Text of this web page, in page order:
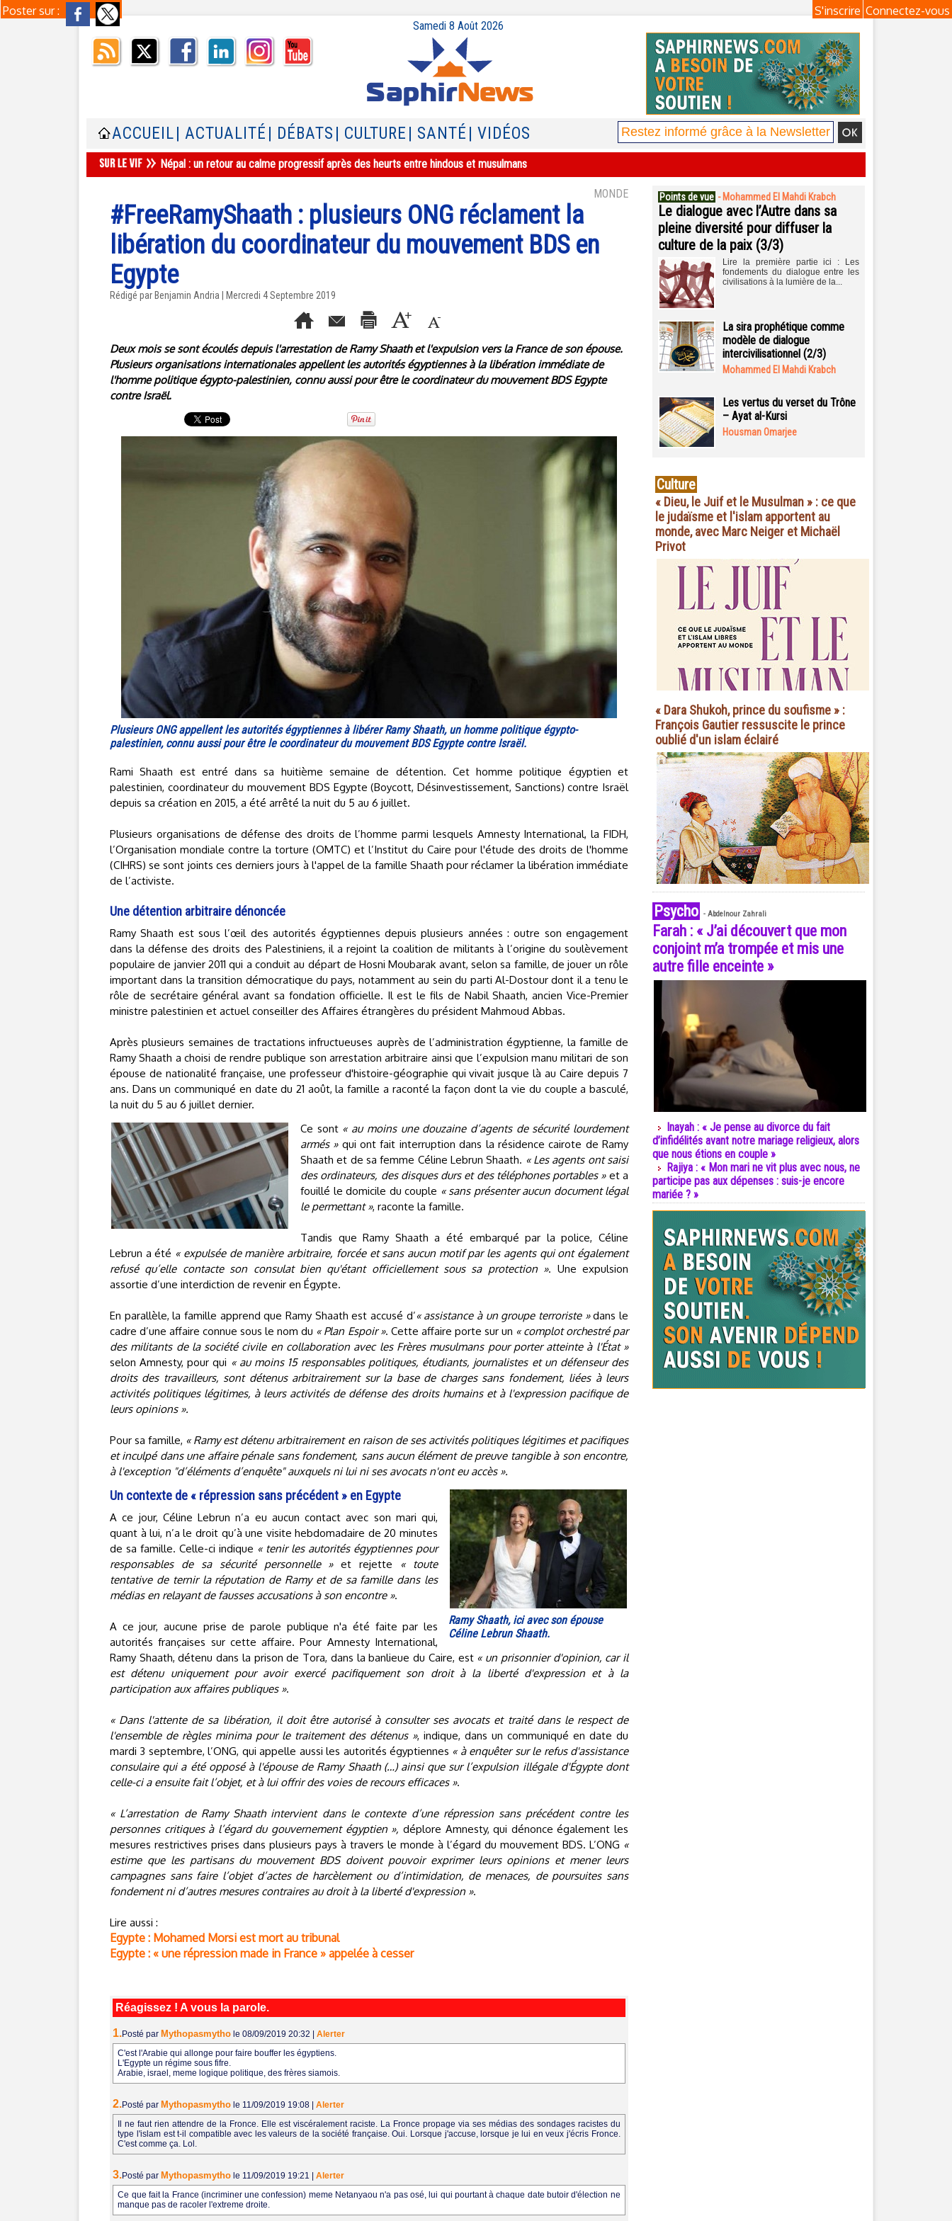
Poster sur : Connectez-vous
S'inscrire
Samedi 8 Août 2026
ACCUEIL | ACTUALITÉ | DÉBATS | CULTURE | SANTÉ | VIDÉOS
Népal : un retour au calme progressif après des heurts entre hindous et musulmans
MONDE
#FreeRamyShaath : plusieurs ONG réclament la
libération du coordinateur du mouvement BDS en
Egypte
Rédigé par Benjamin Andria | Mercredi 4 Septembre 2019
Deux mois se sont écoulés depuis l'arrestation de Ramy Shaath et l'expulsion vers la France de son épouse.
Plusieurs organisations internationales appellent les autorités égyptiennes à la libération immédiate de
l'homme politique égypto-palestinien, connu aussi pour être le coordinateur du mouvement BDS Egypte
contre Israël.
Plusieurs ONG appellent les autorités égyptiennes à libérer Ramy Shaath, un homme politique égypto-
palestinien, connu aussi pour être le coordinateur du mouvement BDS Egypte contre Israël.
Rami Shaath est entré dans sa huitième semaine de détention. Cet homme politique égyptien et
palestinien, coordinateur du mouvement BDS Egypte (Boycott, Désinvestissement, Sanctions) contre Israël
depuis sa création en 2015, a été arrêté la nuit du 5 au 6 juillet.
Plusieurs organisations de défense des droits de l’homme parmi lesquels Amnesty International, la FIDH,
l’Organisation mondiale contre la torture (OMTC) et l’Institut du Caire pour l'étude des droits de l'homme
(CIHRS) se sont joints ces derniers jours à l'appel de la famille Shaath pour réclamer la libération immédiate
de l’activiste.
Une détention arbitraire dénoncée
Ramy Shaath est sous l’œil des autorités égyptiennes depuis plusieurs années : outre son engagement
dans la défense des droits des Palestiniens, il a rejoint la coalition de militants à l’origine du soulèvement
populaire de janvier 2011 qui a conduit au départ de Hosni Moubarak avant, selon sa famille, de jouer un rôle
important dans la transition démocratique du pays, notamment au sein du parti Al-Dostour dont il a tenu le
rôle de secrétaire général avant sa fondation officielle. Il est le fils de Nabil Shaath, ancien Vice-Premier
ministre palestinien et actuel conseiller des Affaires étrangères du président Mahmoud Abbas.
Après plusieurs semaines de tractations infructueuses auprès de l’administration égyptienne, la famille de
Ramy Shaath a choisi de rendre publique son arrestation arbitraire ainsi que l’expulsion manu militari de son
épouse de nationalité française, une professeur d'histoire-géographie qui vivait jusque là au Caire depuis 7
ans. Dans un communiqué en date du 21 août, la famille a raconté la façon dont la vie du couple a basculé,
la nuit du 5 au 6 juillet dernier.
Ce sont « au moins une douzaine d’agents de sécurité lourdement
armés »qui ont fait interruption dans la résidence cairote de Ramy
Shaath et de sa femme Céline Lebrun Shaath. « Les agents ont saisi
des ordinateurs, des disques durs et des téléphones portables »et a
fouillé le domicile du couple « sans présenter aucun document légal
le permettant », raconte la famille.
Tandis que Ramy Shaath a été embarqué par la police, Céline
Lebrun a été « expulsée de manière arbitraire, forcée et sans aucun motif par les agents qui ont également
refusé qu’elle contacte son consulat bien qu'étant officiellement sous sa protection ». Une expulsion
assortie d’une interdiction de revenir en Égypte.
En parallèle, la famille apprend que Ramy Shaath est accusé d’« assistance à un groupe terroriste »dans le
cadre d’une affaire connue sous le nom du « Plan Espoir ». Cette affaire porte sur un « complot orchestré par
des militants de la société civile en collaboration avec les Frères musulmans pour porter atteinte à l'État »
selon Amnesty, pour qui « au moins 15 responsables politiques, étudiants, journalistes et un défenseur des
droits des travailleurs, sont détenus arbitrairement sur la base de charges sans fondement, liées à leurs
activités politiques légitimes, à leurs activités de défense des droits humains et à l'expression pacifique de
leurs opinions ».
Pour sa famille, « Ramy est détenu arbitrairement en raison de ses activités politiques légitimes et pacifiques
et inculpé dans une affaire pénale sans fondement, sans aucun élément de preuve tangible à son encontre,
à l'exception "d’éléments d’enquête" auxquels ni lui ni ses avocats n'ont eu accès ».
Ramy Shaath, ici avec son épouse
Céline Lebrun Shaath.
Un contexte de « répression sans précédent » en Egypte
A ce jour, Céline Lebrun n’a eu aucun contact avec son mari qui,
quant à lui, n’a le droit qu’à une visite hebdomadaire de 20 minutes
de sa famille. Celle-ci indique « tenir les autorités égyptiennes pour
responsables de sa sécurité personnelle »et rejette « toute
tentative de ternir la réputation de Ramy et de sa famille dans les
médias en relayant de fausses accusations à son encontre ».
A ce jour, aucune prise de parole publique n'a été faite par les
autorités françaises sur cette affaire. Pour Amnesty International,
Ramy Shaath, détenu dans la prison de Tora, dans la banlieue du Caire, est « un prisonnier d'opinion, car il
est détenu uniquement pour avoir exercé pacifiquement son droit à la liberté d'expression et à la
participation aux affaires publiques ».
« Dans l'attente de sa libération, il doit être autorisé à consulter ses avocats et traité dans le respect de
l'ensemble de règles minima pour le traitement des détenus », indique, dans un communiqué en date du
mardi 3 septembre, l’ONG, qui appelle aussi les autorités égyptiennes « à enquêter sur le refus d'assistance
consulaire qui a été opposé à l'épouse de Ramy Shaath (…) ainsi que sur l’expulsion illégale d'Égypte dont
celle-ci a ensuite fait l’objet, et à lui offrir des voies de recours efficaces ».
« L’arrestation de Ramy Shaath intervient dans le contexte d’une répression sans précédent contre les
personnes critiques à l’égard du gouvernement égyptien », déplore Amnesty, qui dénonce également les
mesures restrictives prises dans plusieurs pays à travers le monde à l’égard du mouvement BDS. L’ONG «
estime que les partisans du mouvement BDS doivent pouvoir exprimer leurs opinions et mener leurs
campagnes sans faire l’objet d’actes de harcèlement ou d’intimidation, de menaces, de poursuites sans
fondement ni d’autres mesures contraires au droit à la liberté d'expression ».
Lire aussi :
Egypte : Mohamed Morsi est mort au tribunal
Egypte : « une répression made in France » appelée à cesser
Réagissez ! A vous la parole.
1.Posté par Mythopasmytho le 08/09/2019 20:32
Alerter
C'est l'Arabie qui allonge pour faire bouffer les égyptiens.
L'Egypte un régime sous fifre.
Arabie, israel, meme logique politique, des frères siamois.
2.Posté par Mythopasmytho le 11/09/2019 19:08
Alerter
Il ne faut rien attendre de la Fronce. Elle est viscéralement raciste. La Fronce propage via ses médias des sondages racistes du
type l'islam est t-il compatible avec les valeurs de la société française. Oui. Lorsque j'accuse, lorsque je lui en veux j'écris Fronce.
C'est comme ça. Lol.
3.Posté par Mythopasmytho le 11/09/2019 19:21
Alerter
Ce que fait la France (incriminer une confession) meme Netanyaou n'a pas osé, lui qui pourtant à chaque date butoir d'élection ne
manque pas de racoler l'extreme droite.
Points de vue - Mohammed El Mahdi Krabch
Le dialogue avec l’Autre dans sa
pleine diversité pour diffuser la
culture de la paix (3/3)
Lire la première partie ici : Les
fondements du dialogue entre les
civilisations à la lumière de la...
La sira prophétique comme
modèle de dialogue
intercivilisationnel (2/3)
Mohammed El Mahdi Krabch
Les vertus du verset du Trône
– Ayat al-Kursi
Housman Omarjee
Culture
« Dieu, le Juif et le Musulman » : ce que
le judaïsme et l'islam apportent au
monde, avec Marc Neiger et Michaël
Privot
« Dara Shukoh, prince du soufisme » :
François Gautier ressuscite le prince
oublié d'un islam éclairé
Psycho - Abdelnour Zahrali
Farah : « J’ai découvert que mon
conjoint m’a trompée et mis une
autre fille enceinte »
Inayah : « Je pense au divorce du fait
d’infidélités avant notre mariage religieux, alors
que nous étions en couple »
Rajiya : « Mon mari ne vit plus avec nous, ne
participe pas aux dépenses : suis-je encore
mariée ? »